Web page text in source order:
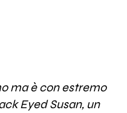
ma è con estremo
Eyed Susan, un